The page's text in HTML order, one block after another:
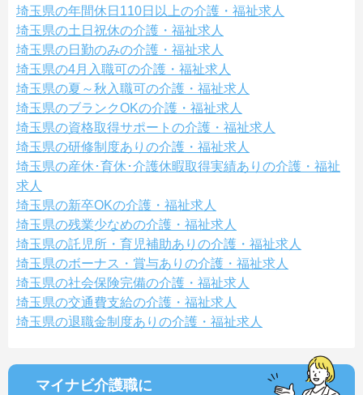
埼玉県の年間休日110日以上の介護・福祉求人
埼玉県の土日祝休の介護・福祉求人
埼玉県の日勤のみの介護・福祉求人
埼玉県の4月入職可の介護・福祉求人
埼玉県の夏～秋入職可の介護・福祉求人
埼玉県のブランクOKの介護・福祉求人
埼玉県の資格取得サポートの介護・福祉求人
埼玉県の研修制度ありの介護・福祉求人
埼玉県の産休･育休･介護休暇取得実績ありの介護・福祉
求人
埼玉県の新卒OKの介護・福祉求人
埼玉県の残業少なめの介護・福祉求人
埼玉県の託児所・育児補助ありの介護・福祉求人
埼玉県のボーナス・賞与ありの介護・福祉求人
埼玉県の社会保険完備の介護・福祉求人
埼玉県の交通費支給の介護・福祉求人
埼玉県の退職金制度ありの介護・福祉求人
マイナビ介護職に